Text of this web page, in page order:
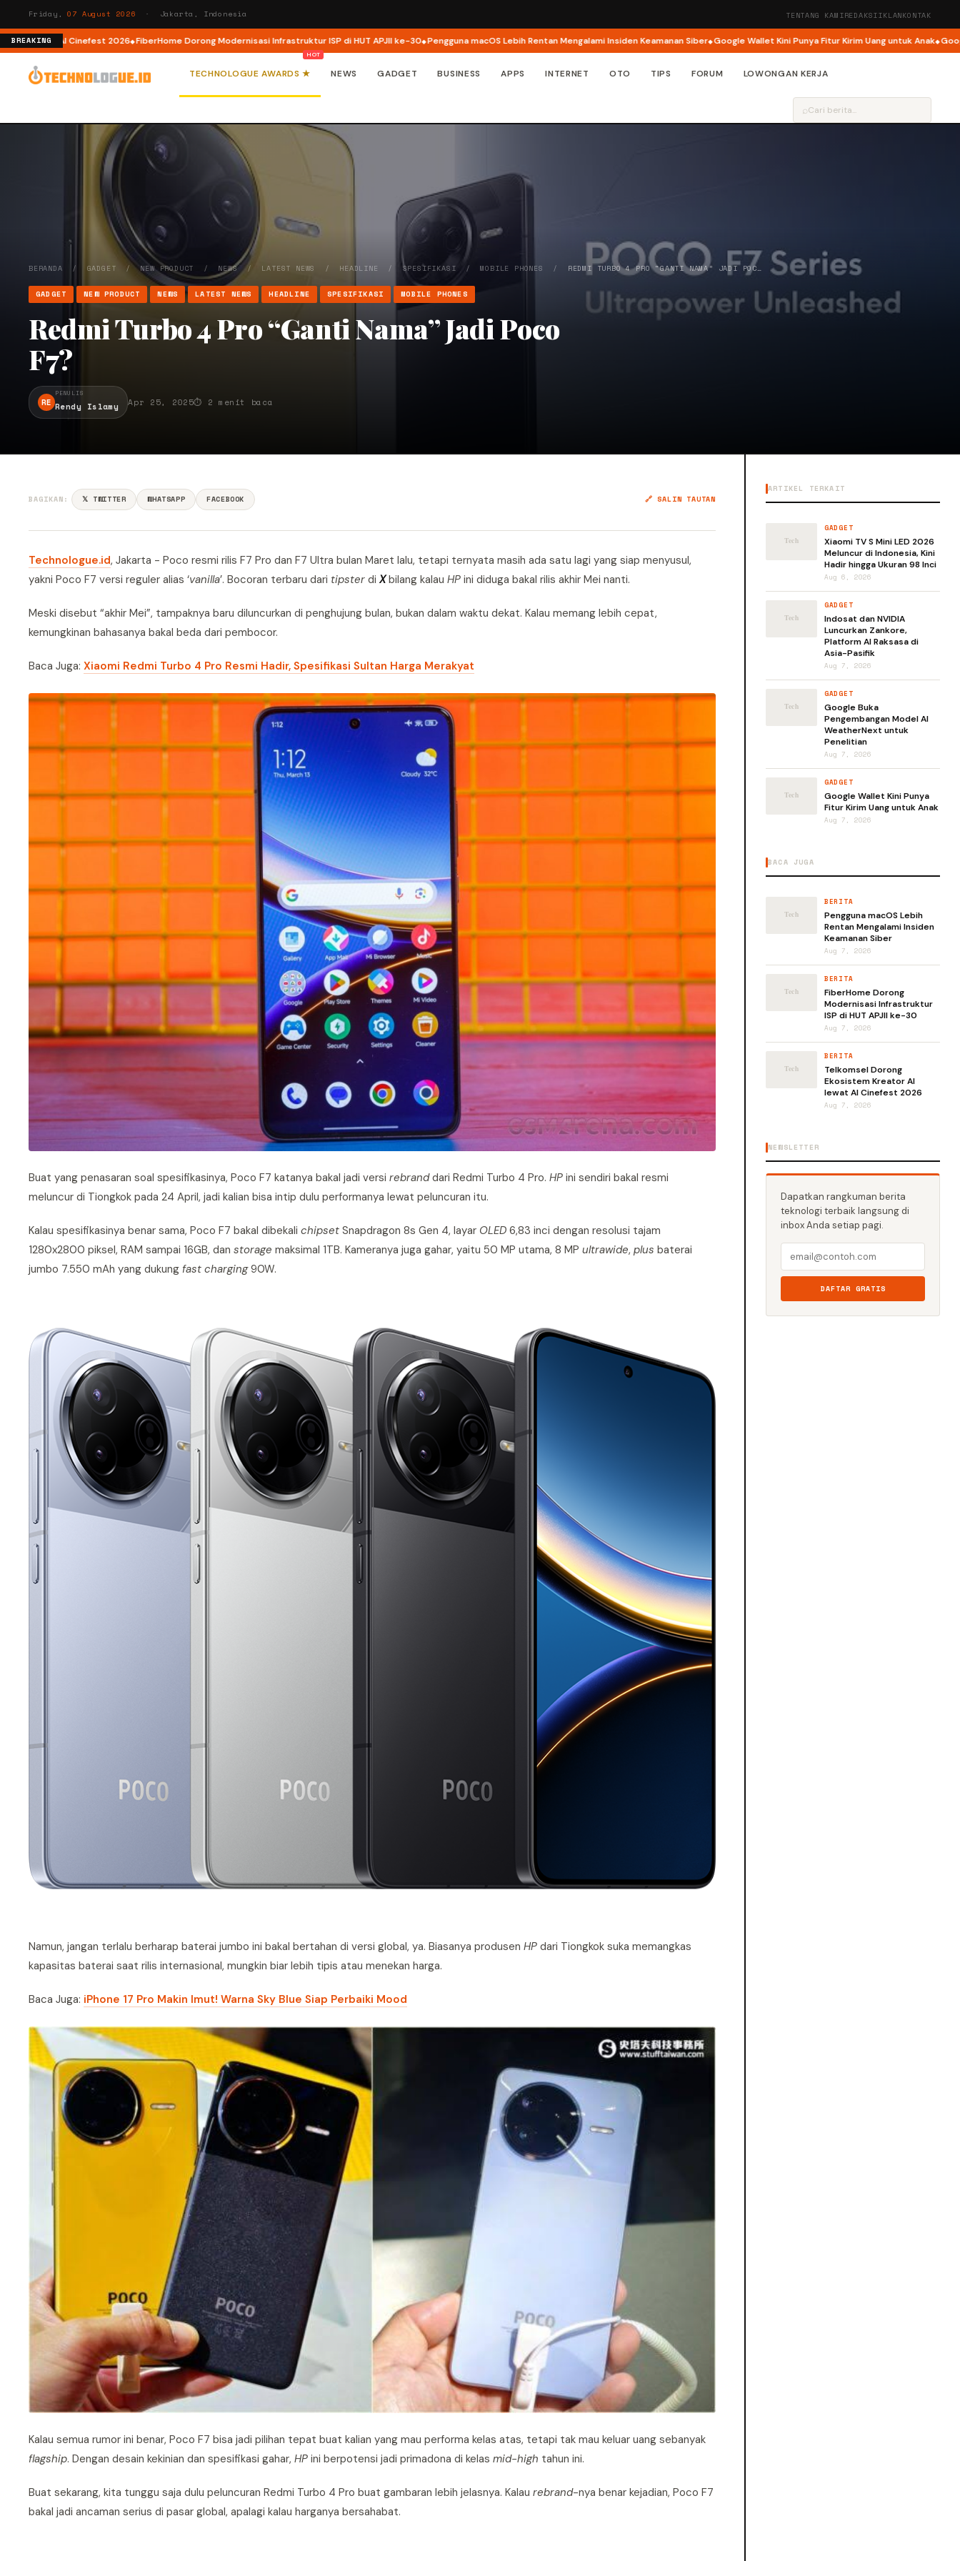
Friday,07 August 2026 · Jakarta, Indonesia TENTANG KAMIREDAKSIIKLANKONTAK
BREAKING
Cinefest 2026 FiberHome Dorong Modernisasi Infrastruktur ISP di HUT APJII ke-30 Pengguna macOS Lebih Rentan Mengalami Insiden Keamanan Siber Google Wallet Kini Punya Fitur Kirim Uang untuk Anak Google Buka
TECHNOLOGUE AWARDS ★ NEWS GADGET BUSINESS APPS INTERNET OTO TIPS FORUM LOWONGAN KERJA
⌕
BERANDA / GADGET / NEW PRODUCT / NEWS/ LATEST NEWS / HEADLINE / SPESIFIKASI /MOBILE PHONES / REDMI TURBO 4 PRO “GANTI NAMA” JADI POC…
GADGET NEW PRODUCT NEWS LATEST NEWS HEADLINE SPESIFIKASI MOBILE PHONES
Redmi Turbo 4 Pro “Ganti Nama” Jadi Poco
F7?
RE
PENULIS
Rendy Islamy Apr 25, 2025⏱ 2 menit baca
BAGIKAN: 𝕏 TWITTER WHATSAPP FACEBOOK 🔗 SALIN TAUTAN
Technologue.id, Jakarta - Poco resmi rilis F7 Pro dan F7 Ultra bulan Maret lalu, tetapi ternyata masih ada satu lagi yang siap menyusul,
yakni Poco F7 versi reguler alias ‘vanilla’. Bocoran terbaru dari tipster di Xbilang kalau HP ini diduga bakal rilis akhir Mei nanti.
Meski disebut “akhir Mei”, tampaknya baru diluncurkan di penghujung bulan, bukan dalam waktu dekat. Kalau memang lebih cepat,
kemungkinan bahasanya bakal beda dari pembocor.
Baca Juga: Xiaomi Redmi Turbo 4 Pro Resmi Hadir, Spesifikasi Sultan Harga Merakyat
Buat yang penasaran soal spesifikasinya, Poco F7 katanya bakal jadi versi rebranddari Redmi Turbo 4 Pro. HP ini sendiri bakal resmi
meluncur di Tiongkok pada 24 April, jadi kalian bisa intip dulu performanya lewat peluncuran itu.
Kalau spesifikasinya benar sama, Poco F7 bakal dibekali chipset Snapdragon 8s Gen 4, layar OLED 6,83 inci dengan resolusi tajam
1280x2800 piksel, RAM sampai 16GB, dan storage maksimal 1TB. Kameranya juga gahar, yaitu 50 MP utama, 8 MP ultrawide, plus baterai
jumbo 7.550 mAh yang dukung fast charging90W.
Namun, jangan terlalu berharap baterai jumbo ini bakal bertahan di versi global, ya. Biasanya produsen HP dari Tiongkok suka memangkas
kapasitas baterai saat rilis internasional, mungkin biar lebih tipis atau menekan harga.
Baca Juga: iPhone 17 Pro Makin Imut! Warna Sky Blue Siap Perbaiki Mood
Kalau semua rumor ini benar, Poco F7 bisa jadi pilihan tepat buat kalian yang mau performa kelas atas, tetapi tak mau keluar uang sebanyak
flagship. Dengan desain kekinian dan spesifikasi gahar, HP ini berpotensi jadi primadona di kelas mid-high tahun ini.
Buat sekarang, kita tunggu saja dulu peluncuran Redmi Turbo 4 Pro buat gambaran lebih jelasnya. Kalau rebrand-nya benar kejadian, Poco F7
bakal jadi ancaman serius di pasar global, apalagi kalau harganya bersahabat.
ARTIKEL TERKAIT
GADGET
Xiaomi TV S Mini LED 2026
Meluncur di Indonesia, Kini
Hadir hingga Ukuran 98 Inci
Aug 6, 2026
GADGET
Indosat dan NVIDIA
Luncurkan Zankore,
Platform AI Raksasa di
Asia-Pasifik
Aug 7, 2026
GADGET
Google Buka
Pengembangan Model AI
WeatherNext untuk
Penelitian
Aug 7, 2026
GADGET
Google Wallet Kini Punya
Fitur Kirim Uang untuk Anak
Aug 7, 2026
BACA JUGA
BERITA
Pengguna macOS Lebih
Rentan Mengalami Insiden
Keamanan Siber
Aug 7, 2026
BERITA
FiberHome Dorong
Modernisasi Infrastruktur
ISP di HUT APJII ke-30
Aug 7, 2026
BERITA
Telkomsel Dorong
Ekosistem Kreator AI
lewat AI Cinefest 2026
Aug 7, 2026
NEWSLETTER
Dapatkan rangkuman berita
teknologi terbaik langsung di
inbox Anda setiap pagi.
DAFTAR GRATIS